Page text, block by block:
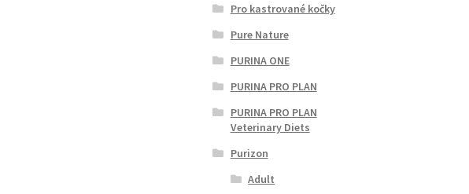
Pro kastrované kočky
Pure Nature
PURINA ONE
PURINA PRO PLAN
PURINA PRO PLAN
Veterinary Diets
Purizon
Adult